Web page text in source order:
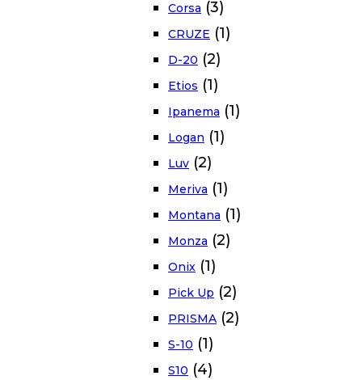
Corsa (3)
CRUZE (1)
D-20 (2)
Etios (1)
Ipanema (1)
Logan (1)
Luv (2)
Meriva (1)
Montana (1)
Monza (2)
Onix (1)
Pick Up (2)
PRISMA (2)
S-10 (1)
S10 (4)